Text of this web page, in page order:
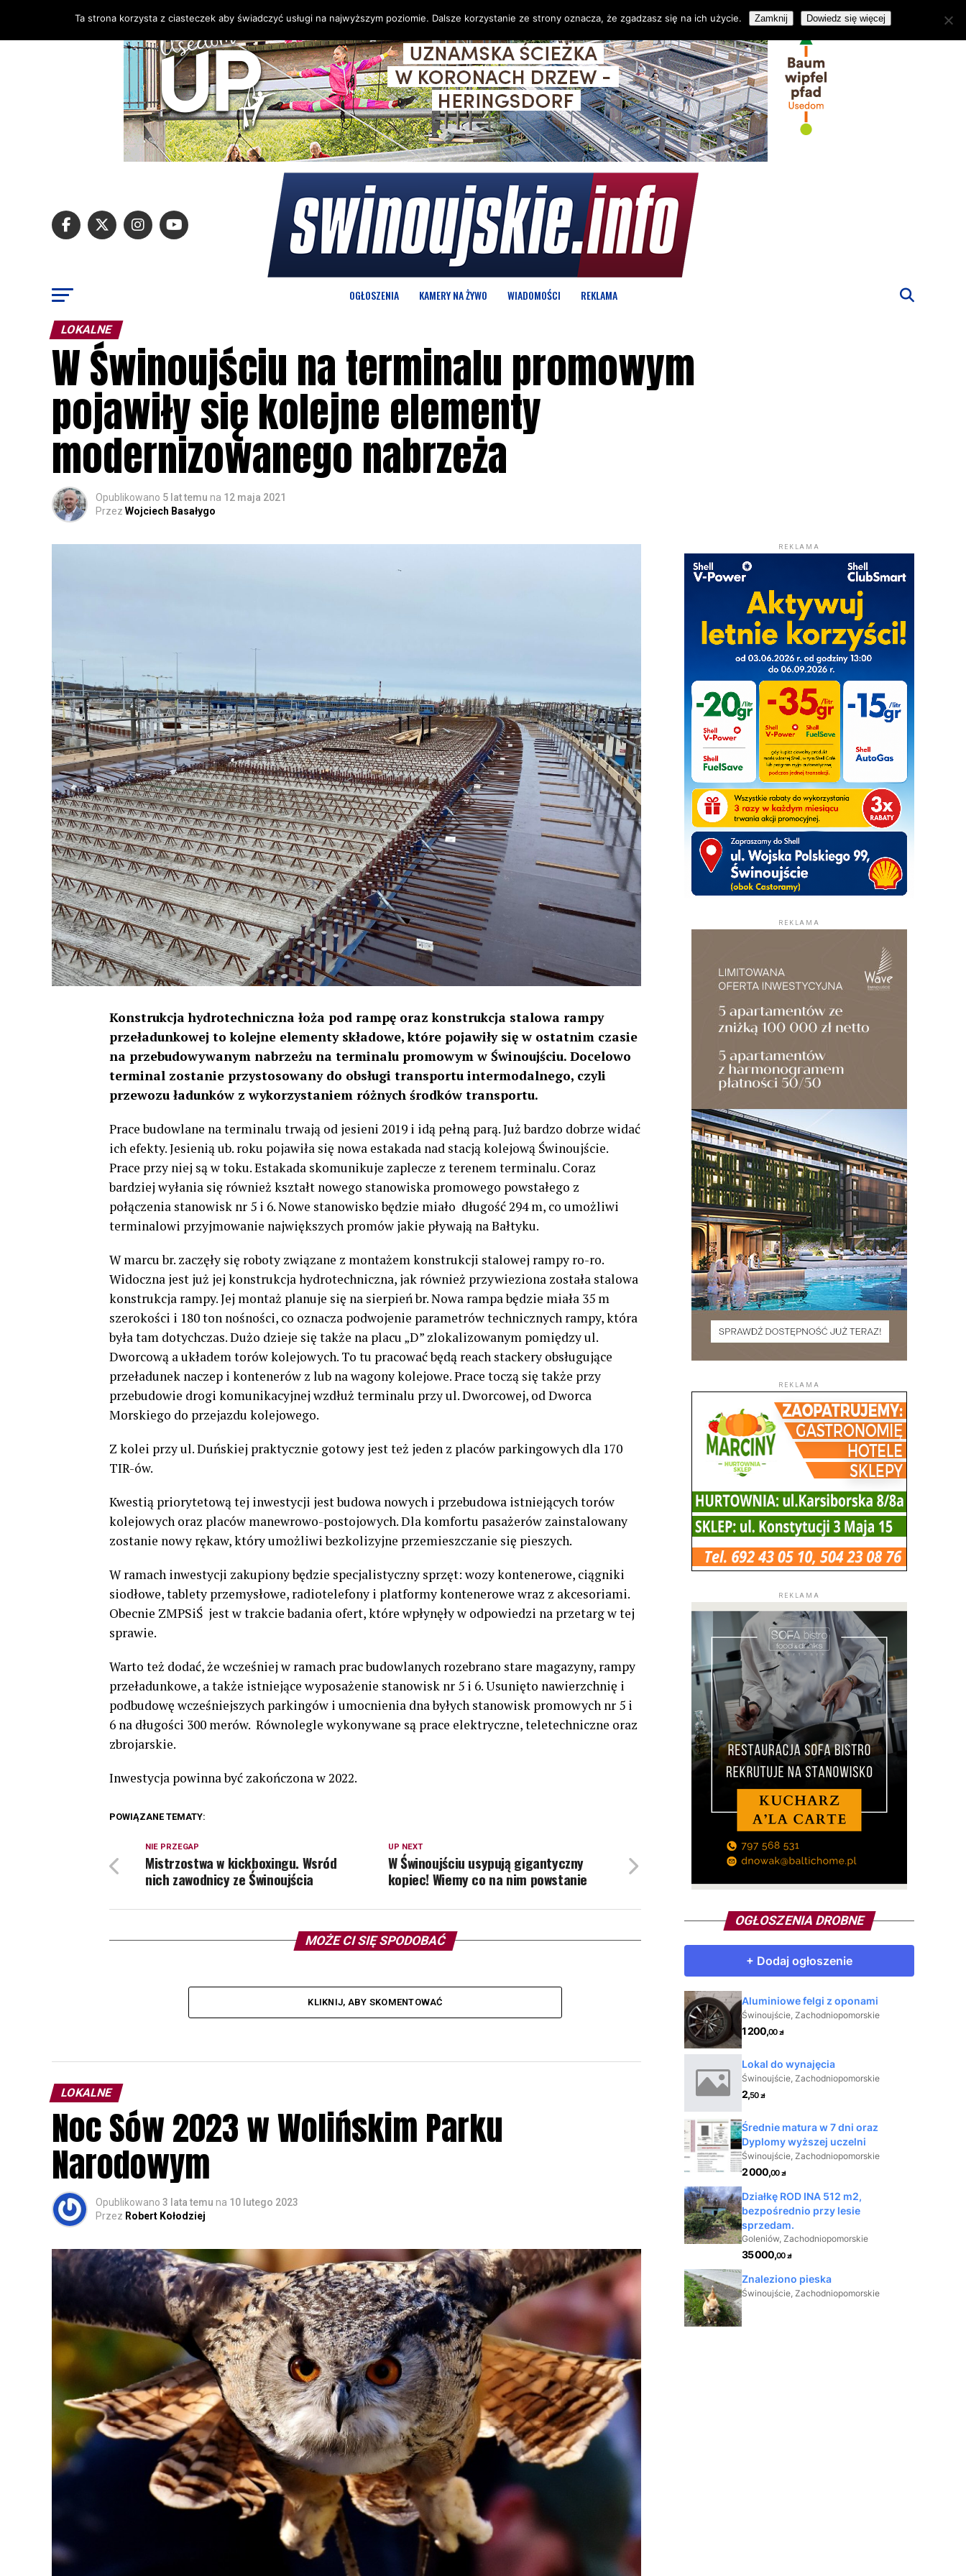
OGŁOSZENIA KAMERY NA ŻYWO WIADOMOŚCI REKLAMA
LOKALNE
W Świnoujściu na terminalu promowym
pojawiły się kolejne elementy
modernizowanego nabrzeża
Opublikowano 5 lat temu na 12 maja 2021
Przez Wojciech Basałygo
Konstrukcja hydrotechniczna łoża pod rampę oraz konstrukcja stalowa rampy
przeładunkowej to kolejne elementy składowe, które pojawiły się w ostatnim czasie
na przebudowywanym nabrzeżu na terminalu promowym w Świnoujściu. Docelowo
terminal zostanie przystosowany do obsługi transportu intermodalnego, czyli
przewozu ładunków z wykorzystaniem różnych środków transportu.
Prace budowlane na terminalu trwają od jesieni 2019 i idą pełną parą. Już bardzo dobrze widać
ich efekty. Jesienią ub. roku pojawiła się nowa estakada nad stacją kolejową Świnoujście.
Prace przy niej są w toku. Estakada skomunikuje zaplecze z terenem terminalu. Coraz
bardziej wyłania się również kształt nowego stanowiska promowego powstałego z
połączenia stanowisk nr 5 i 6. Nowe stanowisko będzie miało długość 294 m, co umożliwi
terminalowi przyjmowanie największych promów jakie pływają na Bałtyku.
W marcu br. zaczęły się roboty związane z montażem konstrukcji stalowej rampy ro-ro.
Widoczna jest już jej konstrukcja hydrotechniczna, jak również przywieziona została stalowa
konstrukcja rampy. Jej montaż planuje się na sierpień br. Nowa rampa będzie miała 35 m
szerokości i 180 ton nośności, co oznacza podwojenie parametrów technicznych rampy, która
była tam dotychczas. Dużo dzieje się także na placu „D” zlokalizowanym pomiędzy ul.
Dworcową a układem torów kolejowych. To tu pracować będą reach stackery obsługujące
przeładunek naczep i kontenerów z lub na wagony kolejowe. Prace toczą się także przy
przebudowie drogi komunikacyjnej wzdłuż terminalu przy ul. Dworcowej, od Dworca
Morskiego do przejazdu kolejowego.
Z kolei przy ul. Duńskiej praktycznie gotowy jest też jeden z placów parkingowych dla 170
TIR-ów.
Kwestią priorytetową tej inwestycji jest budowa nowych i przebudowa istniejących torów
kolejowych oraz placów manewrowo-postojowych. Dla komfortu pasażerów zainstalowany
zostanie nowy rękaw, który umożliwi bezkolizyjne przemieszczanie się pieszych.
W ramach inwestycji zakupiony będzie specjalistyczny sprzęt: wozy kontenerowe, ciągniki
siodłowe, tablety przemysłowe, radiotelefony i platformy kontenerowe wraz z akcesoriami.
Obecnie ZMPSiŚ jest w trakcie badania ofert, które wpłynęły w odpowiedzi na przetarg w tej
sprawie.
Warto też dodać, że wcześniej w ramach prac budowlanych rozebrano stare magazyny, rampy
przeładunkowe, a także istniejące wyposażenie stanowisk nr 5 i 6. Usunięto nawierzchnię i
podbudowę wcześniejszych parkingów i umocnienia dna byłych stanowisk promowych nr 5 i
6 na długości 300 merów. Równolegle wykonywane są prace elektryczne, teletechniczne oraz
zbrojarskie.
Inwestycja powinna być zakończona w 2022.
POWIĄZANE TEMATY:
UP NEXT
W Świnoujściu usypują gigantyczny
kopiec! Wiemy co na nim powstanie
NIE PRZEGAP
Mistrzostwa w kickboxingu. Wsród
nich zawodnicy ze Świnoujścia
MOŻE CI SIĘ SPODOBAĆ
KLIKNIJ, ABY SKOMENTOWAĆ
LOKALNE
Noc Sów 2023 w Wolińskim Parku
Narodowym
Opublikowano 3 lata temu na 10 lutego 2023
Przez Robert Kołodziej
REKLAMA
REKLAMA
REKLAMA
REKLAMA
OGŁOSZENIA DROBNE
Ta strona korzysta z ciasteczek aby świadczyć usługi na najwyższym poziomie. Dalsze korzystanie ze strony oznacza, że zgadzasz się na ich użycie. Zamknij Dowiedz się więcej